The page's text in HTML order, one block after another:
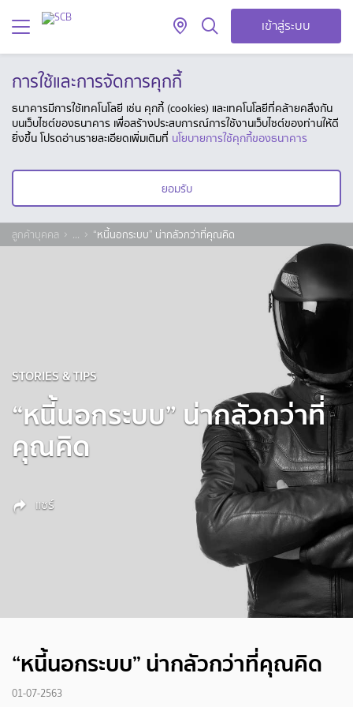
เข้าสู่ระบบ
การใช้และการจัดการคุกกี้
ธนาคารมีการใช้เทคโนโลยี เช่น คุกกี้ (cookies) และเทคโนโลยีที่คล้ายคลึงกัน
บนเว็บไซต์ของธนาคาร เพื่อสร้างประสบการณ์การใช้งานเว็บไซต์ของท่านให้ดี
ยิ่งขึ้น โปรดอ่านรายละเอียดเพิ่มเติมที่ นโยบายการใช้คุกกี้ของธนาคาร
ยอมรับ
ลูกค้าบุคคล ... “หนี้นอกระบบ” น่ากลัวกว่าที่คุณคิด
STORIES & TIPS
“หนี้นอกระบบ” น่ากลัวกว่าที่
คุณคิด
แชร์
“หนี้นอกระบบ” น่ากลัวกว่าที่คุณคิด
01-07-2563